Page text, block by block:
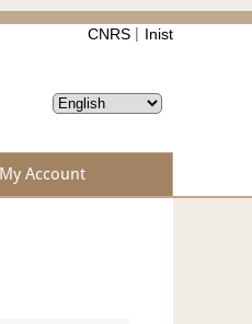
CNRS Inist
My Account